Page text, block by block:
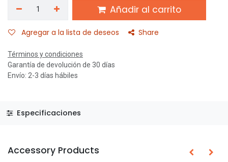
Añadir al carrito
Agregar a la lista de deseos Share
Términos y condiciones
Garantía de devolución de 30 días
Envío: 2-3 días hábiles
Especificaciones
Accessory Products